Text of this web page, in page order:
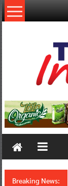
Skip
to
Thailand
New
Breaking News: